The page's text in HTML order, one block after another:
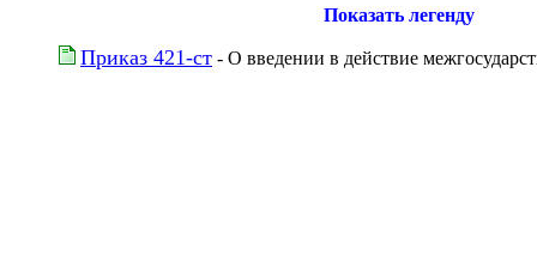
Показать легенду
Приказ 421-ст - О введении в действие